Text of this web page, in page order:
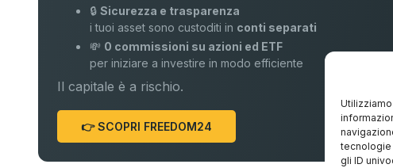
tecnologie
gli ID
🔒Sicurezza e trasparenza
i tuoi asset sono custoditi in conti separati
💸 0 commissioni su azioni ed ETF
per iniziare a investire in modo efficiente
Il capitale è a rischio.
👉 SCOPRI FREEDOM24